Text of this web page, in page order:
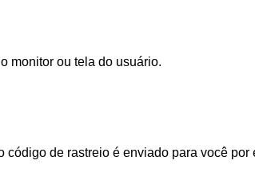
monitor ou tela do usuário.
código de rastreio é enviado para você por